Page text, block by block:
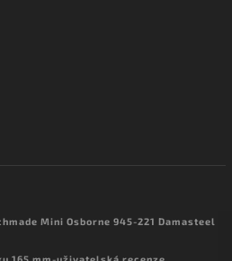
Mini Osborne 945-221 Damasteel